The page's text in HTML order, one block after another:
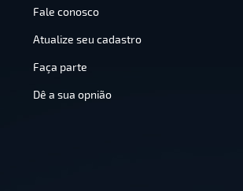
Fale conosco
Atualize seu cadastro
Faça parte
Dê a sua opnião